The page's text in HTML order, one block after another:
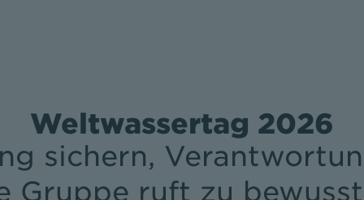
Weltwassertag 2026
sichern,
Gruppe ruft zu